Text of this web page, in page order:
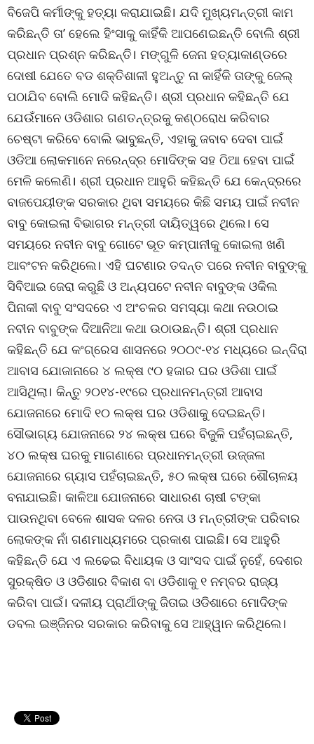
ବିଜେପି କର୍ମୀଙ୍କୁ ହତ୍ୟା କରାଯାଇଛି। ଯଦି ମୁଖ୍ୟମନ୍ତ୍ରୀ କାମ
କରିଛନ୍ତି ତା’ ହେଲେ ହିଂସାକୁ କାହିଁକି ଆପଣେଇଛନ୍ତି ବୋଲି ଶ୍ରୀ
ପ୍ରଧାନ ପ୍ରଶ୍ନ କରିଛନ୍ତି। ମଙ୍ଗୁଳି ଜେନା ହତ୍ୟାକାଣ୍ଡରେ
ଦୋଷୀ ଯେତେ ବଡ ଶକ୍ତିଶାଳୀ ହୁଅନ୍ତୁ ନା କାହିଁକି ତାଙ୍କୁ ଜେଲ୍
ପଠାଯିବ ବୋଲି ମୋଦି କହିଛନ୍ତି। ଶ୍ରୀ ପ୍ରଧାନ କହିଛନ୍ତି ଯେ
ଯେଉଁମାନେ ଓଡିଶାର ଗଣତନ୍ତ୍ରକୁ କଣ୍ଠରୋଧ କରିବାର
ଚେଷ୍ଟା କରିବେ ବୋଲି ଭାବୁଛନ୍ତି, ଏହାକୁ ଜବାବ ଦେବା ପାଇଁ
ଓଡିଆ ଲୋକମାନେ ନରେନ୍ଦ୍ର ମୋଦିଙ୍କ ସହ ଠିଆ ହେବା ପାଇଁ
ମେଳି କଲେଣି। ଶ୍ରୀ ପ୍ରଧାନ ଆହୁରି କହିଛନ୍ତି ଯେ କେନ୍ଦ୍ରରେ
ବାଜପେୟୀଙ୍କ ସରକାର ଥିବା ସମୟରେ କିଛି ସମୟ ପାଇଁ ନବୀନ
ବାବୁ କୋଇଲା ବିଭାଗର ମନ୍ତ୍ରୀ ଦାୟିତ୍ୱରେ ଥିଲେ। ସେ
ସମୟରେ ନବୀନ ବାବୁ ଗୋଟେ ଭୂତ କମ୍ପାନୀକୁ କୋଇଲା ଖଣି
ଆବଂଟନ କରିଥିଲେ। ଏହି ଘଟଣାର ତଦନ୍ତ ପରେ ନବୀନ ବାବୁଙ୍କୁ
ସିବିଆଇ ଜେରା କରୁଛି ଓ ଅନ୍ୟପଟେ ନବୀନ ବାବୁଙ୍କ ଓକିଲ
ପିନାକୀ ବାବୁ ସଂସଦରେ ଏ ଅଂଚଳର ସମସ୍ୟା କଥା ନଉଠାଇ
ନବୀନ ବାବୁଙ୍କ ଦିଆନିଆ କଥା ଉଠାଉଛନ୍ତି। ଶ୍ରୀ ପ୍ରଧାନ
କହିଛନ୍ତି ଯେ କଂଗ୍ରେସ ଶାସନରେ ୨୦୦୯-୧୪ ମଧ୍ୟରେ ଇନ୍ଦିରା
ଆବାସ ଯୋଜାନାରେ ୪ ଲକ୍ଷ ୯୦ ହଜାର ଘର ଓଡିଶା ପାଇଁ
ଆସିଥିଲା। କିନ୍ତୁ ୨୦୧୪-୧୯ରେ ପ୍ରଧାନମନ୍ତ୍ରୀ ଆବାସ
ଯୋଜନାରେ ମୋଦି ୧୦ ଲକ୍ଷ ଘର ଓଡିଶାକୁ ଦେଇଛନ୍ତି।
ସୌଭାଗ୍ୟ ଯୋଜନାରେ ୨୪ ଲକ୍ଷ ଘରେ ବିଜୁଳି ପହଁଚାଇଛନ୍ତି,
୪୦ ଲକ୍ଷ ଘରକୁ ମାଗଣାରେ ପ୍ରଧାନମନ୍ତ୍ରୀ ଉଜ୍ଜଳା
ଯୋଜନାରେ ଗ୍ୟାସ ପହଁଚାଇଛନ୍ତି, ୫୦ ଲକ୍ଷ ଘରେ ଶୌଚାଳୟ
ବନାଯାଇଛିି। କାଳିଆ ଯୋଜନାରେ ସାଧାରଣ ଚାଷୀ ଟଙ୍କା
ପାଉନଥିବା ବେଳେ ଶାସକ ଦଳର ନେତା ଓ ମନ୍ତ୍ରୀଙ୍କ ପରିବାର
ଲୋକଙ୍କ ନାଁ ଗଣମାଧ୍ୟମରେ ପ୍ରକାଶ ପାଇଛି। ସେ ଆହୁରି
କହିଛନ୍ତି ଯେ ଏ ଲଢେଇ ବିଧାୟକ ଓ ସାଂସଦ ପାଇଁ ନୁହେଁ, ଦେଶର
ସୁରକ୍ଷିତ ଓ ଓଡିଶାର ବିକାଶ ବା ଓଡିଶାକୁ ୧ ନମ୍ବର ରାଜ୍ୟ
କରିବା ପାଇଁ। ଦଳୀୟ ପ୍ରାର୍ଥୀଙ୍କୁ ଜିତାଇ ଓଡିଶାରେ ମୋଦିଙ୍କ
ଡବଲ ଇଞ୍ଜିନର ସରକାର କରିବାକୁ ସେ ଆହ୍ୱାନ କରିଥିଲେ।